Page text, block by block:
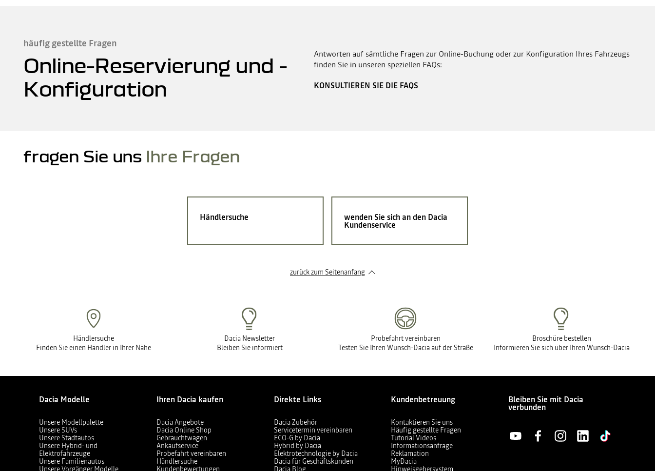
häufig gestellte Fragen
Online-Reservierung und -
Konfiguration
Antworten auf sämtliche Fragen zur Online-Buchung oder zur Konfiguration Ihres Fahrzeugs
finden Sie in unseren speziellen FAQs:
KONSULTIEREN SIE DIE FAQS
fragen Sie uns Ihre Fragen
Händlersuche wenden Sie sich an den Dacia
Kundenservice
zurück zum Seitenanfang
Händlersuche
Finden Sie einen Händler in Ihrer Nähe
Dacia Newsletter
Bleiben Sie informiert
Probefahrt vereinbaren
Testen Sie Ihren Wunsch-Dacia auf der Straße
Broschüre bestellen
Informieren Sie sich über Ihren Wunsch-Dacia
Dacia Modelle
Unsere Modellpalette
Unsere SUVs
Unsere Stadtautos
Unsere Hybrid- und
Elektrofahrzeuge
Unsere Familienautos
Unsere Vorgänger Modelle
Ihren Dacia kaufen
Dacia Angebote
Dacia Online Shop
Gebrauchtwagen
Ankaufservice
Probefahrt vereinbaren
Händlersuche
Kundenbewertungen
Direkte Links
Dacia Zubehör
Servicetermin vereinbaren
ECO-G by Dacia
Hybrid by Dacia
Elektrotechnologie by Dacia
Dacia für Geschäftskunden
Dacia Blog
Kundenbetreuung
Kontaktieren Sie uns
Häufig gestellte Fragen
Tutorial Videos
Informationsanfrage
Reklamation
MyDacia
Hinweisgebersystem
Bleiben Sie mit Dacia
verbunden